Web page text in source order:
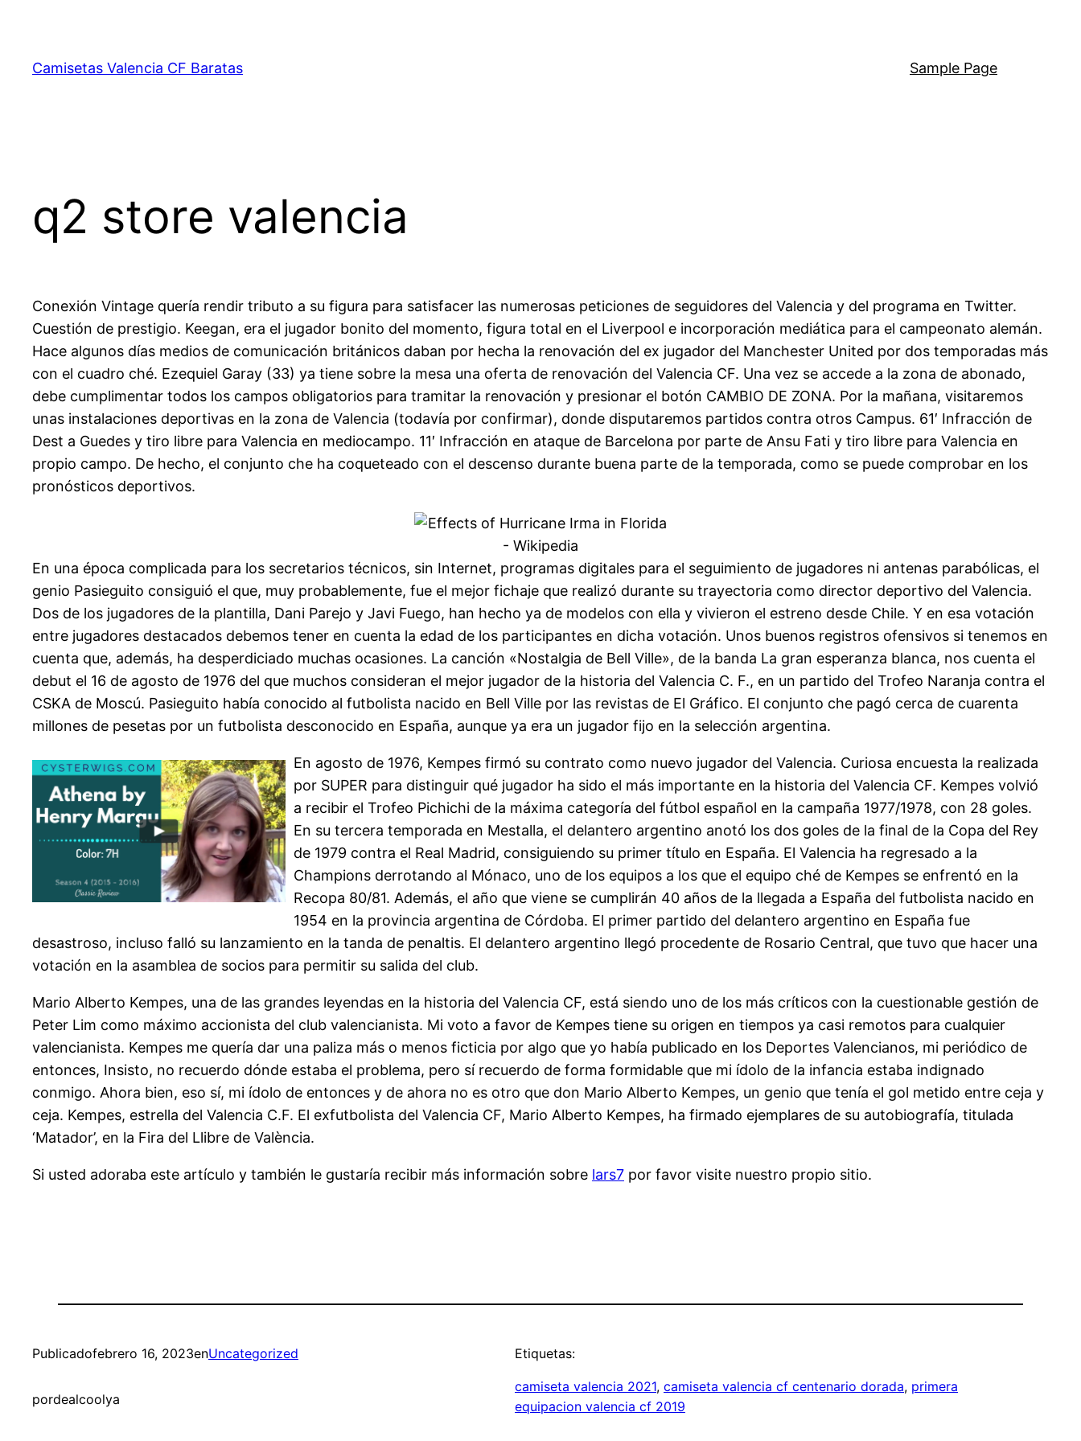
contenido
Camisetas Valencia CF Baratas Sample Page
q2 store valencia
Conexión Vintage quería rendir tributo a su figura para satisfacer las numerosas peticiones de seguidores del Valencia y del programa en Twitter.
Cuestión de prestigio. Keegan, era el jugador bonito del momento, figura total en el Liverpool e incorporación mediática para el campeonato alemán.
Hace algunos días medios de comunicación británicos daban por hecha la renovación del ex jugador del Manchester United por dos temporadas más
con el cuadro ché. Ezequiel Garay (33) ya tiene sobre la mesa una oferta de renovación del Valencia CF. Una vez se accede a la zona de abonado,
debe cumplimentar todos los campos obligatorios para tramitar la renovación y presionar el botón CAMBIO DE ZONA. Por la mañana, visitaremos
unas instalaciones deportivas en la zona de Valencia (todavía por confirmar), donde disputaremos partidos contra otros Campus. 61′ Infracción de
Dest a Guedes y tiro libre para Valencia en mediocampo. 11′ Infracción en ataque de Barcelona por parte de Ansu Fati y tiro libre para Valencia en
propio campo. De hecho, el conjunto che ha coqueteado con el descenso durante buena parte de la temporada, como se puede comprobar en los
pronósticos deportivos.
En una época complicada para los secretarios técnicos, sin Internet, programas digitales para el seguimiento de jugadores ni antenas parabólicas, el
genio Pasieguito consiguió el que, muy probablemente, fue el mejor fichaje que realizó durante su trayectoria como director deportivo del Valencia.
Dos de los jugadores de la plantilla, Dani Parejo y Javi Fuego, han hecho ya de modelos con ella y vivieron el estreno desde Chile. Y en esa votación
entre jugadores destacados debemos tener en cuenta la edad de los participantes en dicha votación. Unos buenos registros ofensivos si tenemos en
cuenta que, además, ha desperdiciado muchas ocasiones. La canción «Nostalgia de Bell Ville», de la banda La gran esperanza blanca, nos cuenta el
debut el 16 de agosto de 1976 del que muchos consideran el mejor jugador de la historia del Valencia C. F., en un partido del Trofeo Naranja contra el
CSKA de Moscú. Pasieguito había conocido al futbolista nacido en Bell Ville por las revistas de El Gráfico. El conjunto che pagó cerca de cuarenta
millones de pesetas por un futbolista desconocido en España, aunque ya era un jugador fijo en la selección argentina.
En agosto de 1976, Kempes firmó su contrato como nuevo jugador del Valencia. Curiosa encuesta la realizada
por SUPER para distinguir qué jugador ha sido el más importante en la historia del Valencia CF. Kempes volvió
a recibir el Trofeo Pichichi de la máxima categoría del fútbol español en la campaña 1977/1978, con 28 goles.
En su tercera temporada en Mestalla, el delantero argentino anotó los dos goles de la final de la Copa del Rey
de 1979 contra el Real Madrid, consiguiendo su primer título en España. El Valencia ha regresado a la
Champions derrotando al Mónaco, uno de los equipos a los que el equipo ché de Kempes se enfrentó en la
Recopa 80/81. Además, el año que viene se cumplirán 40 años de la llegada a España del futbolista nacido en
1954 en la provincia argentina de Córdoba. El primer partido del delantero argentino en España fue
desastroso, incluso falló su lanzamiento en la tanda de penaltis. El delantero argentino llegó procedente de Rosario Central, que tuvo que hacer una
votación en la asamblea de socios para permitir su salida del club.
Mario Alberto Kempes, una de las grandes leyendas en la historia del Valencia CF, está siendo uno de los más críticos con la cuestionable gestión de
Peter Lim como máximo accionista del club valencianista. Mi voto a favor de Kempes tiene su origen en tiempos ya casi remotos para cualquier
valencianista. Kempes me quería dar una paliza más o menos ficticia por algo que yo había publicado en los Deportes Valencianos, mi periódico de
entonces, Insisto, no recuerdo dónde estaba el problema, pero sí recuerdo de forma formidable que mi ídolo de la infancia estaba indignado
conmigo. Ahora bien, eso sí, mi ídolo de entonces y de ahora no es otro que don Mario Alberto Kempes, un genio que tenía el gol metido entre ceja y
ceja. Kempes, estrella del Valencia C.F. El exfutbolista del Valencia CF, Mario Alberto Kempes, ha firmado ejemplares de su autobiografía, titulada
‘Matador’, en la Fira del Llibre de València.
Si usted adoraba este artículo y también le gustaría recibir más información sobre lars7 por favor visite nuestro propio sitio.
Publicadofebrero 16, 2023enUncategorized
pordealcoolya
Etiquetas:
camiseta valencia 2021, camiseta valencia cf centenario dorada, primera
equipacion valencia cf 2019